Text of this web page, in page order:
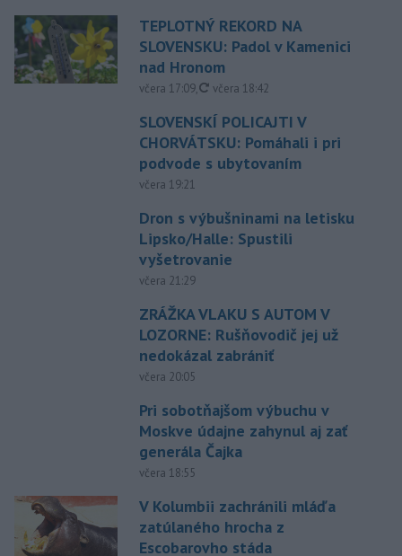
TEPLOTNÝ REKORD NA
SLOVENSKU: Padol v Kamenici
nad Hronom
včera 17:09, aktualizované
včera 18:42
SLOVENSKÍ POLICAJTI V
CHORVÁTSKU: Pomáhali i pri
podvode s ubytovaním
včera 19:21
Dron s výbušninami na letisku
Lipsko/Halle: Spustili
vyšetrovanie
včera 21:29
ZRÁŽKA VLAKU S AUTOM V
LOZORNE: Rušňovodič jej už
nedokázal zabrániť
včera 20:05
Pri sobotňajšom výbuchu v
Moskve údajne zahynul aj zať
generála Čajka
včera 18:55
V Kolumbii zachránili mláďa
zatúlaného hrocha z
Escobarovho stáda